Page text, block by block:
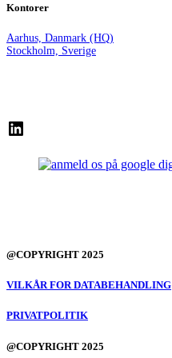
Kontorer
Aarhus, Danmark (HQ)
Stockholm, Sverige
LinkedIn
@COPYRIGHT 2025
VILKÅR FOR DATABEHANDLING
PRIVATPOLITIK
@COPYRIGHT 2025